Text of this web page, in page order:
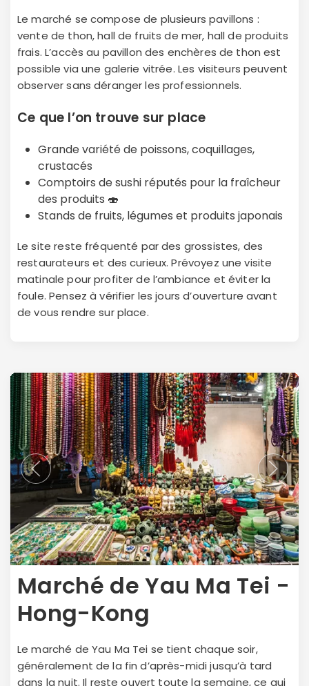
Le marché se compose de plusieurs pavillons :
vente de thon, hall de fruits de mer, hall de produits
frais. L’accès au pavillon des enchères de thon est
possible via une galerie vitrée. Les visiteurs peuvent
observer sans déranger les professionnels.
Ce que l’on trouve sur place
Grande variété de poissons, coquillages,
crustacés
Comptoirs de sushi réputés pour la fraîcheur
des produits 🍣
Stands de fruits, légumes et produits japonais
Le site reste fréquenté par des grossistes, des
restaurateurs et des curieux. Prévoyez une visite
matinale pour profiter de l’ambiance et éviter la
foule. Pensez à vérifier les jours d’ouverture avant
de vous rendre sur place.
Marché de Yau Ma Tei -
Hong-Kong
Le marché de Yau Ma Tei se tient chaque soir,
généralement de la fin d’après-midi jusqu’à tard
dans la nuit. Il reste ouvert toute la semaine, ce qui